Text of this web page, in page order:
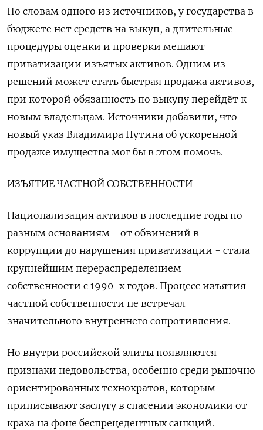
По словам одного из источников, у государства в
бюджете нет средств на выкуп, а длительные
процедуры оценки и проверки мешают
приватизации изъятых активов. Одним из
решений может стать быстрая продажа активов,
при которой обязанность по выкупу перейдёт к
новым владельцам. Источники добавили, что
новый указ Владимира Путина об ускоренной
продаже имущества мог бы в этом помочь.
ИЗЪЯТИЕ ЧАСТНОЙ СОБСТВЕННОСТИ
Национализация активов в последние годы по
разным основаниям - от обвинений в
коррупции до нарушения приватизации - стала
крупнейшим перераспределением
собственности с 1990-х годов. Процесс изъятия
частной собственности не встречал
значительного внутреннего сопротивления.
Но внутри российской элиты появляются
признаки недовольства, особенно среди рыночно
ориентированных технократов, которым
приписывают заслугу в спасении экономики от
краха на фоне беспрецедентных санкций.